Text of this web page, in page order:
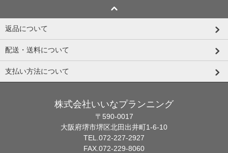
返品について
配送・送料について
支払い方法について
株式会社いいなプランニング
〒590-0017
大阪府堺市堺区北田出井町1-6-10
TEL.072-227-2927
FAX.072-229-8060